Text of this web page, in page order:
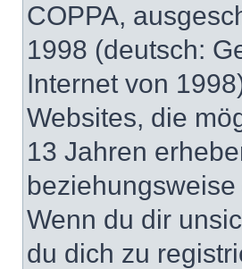
COPPA,
1998 (deutsch:
Internet von
Websites, die
13 Jahren
Wenn du dir
du dich zu